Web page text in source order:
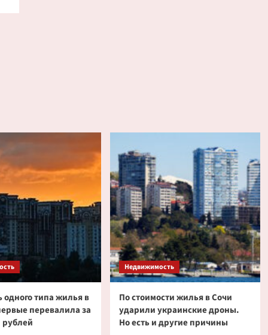
одного типа жилья в
перевалила за
Недвижимость
По стоимости жилья в Сочи
ударили украинские дроны.
Но есть и другие причины